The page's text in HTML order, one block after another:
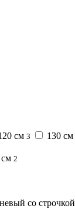
см 3 130 см
2
со строчкой